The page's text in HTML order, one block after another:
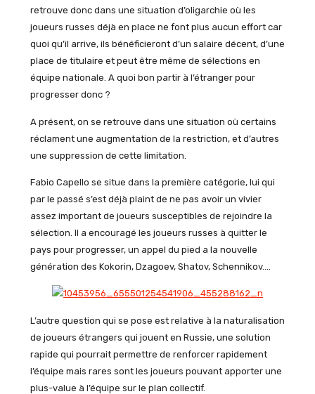
retrouve donc dans une situation d’oligarchie où les
joueurs russes déjà en place ne font plus aucun effort car
quoi qu’il arrive, ils bénéficieront d’un salaire décent, d’une
place de titulaire et peut être même de sélections en
équipe nationale. A quoi bon partir à l’étranger pour
progresser donc ?
A présent, on se retrouve dans une situation où certains
réclament une augmentation de la restriction, et d’autres
une suppression de cette limitation.
Fabio Capello se situe dans la première catégorie, lui qui
par le passé s’est déjà plaint de ne pas avoir un vivier
assez important de joueurs susceptibles de rejoindre la
sélection. Il a encouragé les joueurs russes à quitter le
pays pour progresser, un appel du pied a la nouvelle
génération des Kokorin, Dzagoev, Shatov, Schennikov….
L’autre question qui se pose est relative à la naturalisation
de joueurs étrangers qui jouent en Russie, une solution
rapide qui pourrait permettre de renforcer rapidement
l’équipe mais rares sont les joueurs pouvant apporter une
plus-value à l’équipe sur le plan collectif.